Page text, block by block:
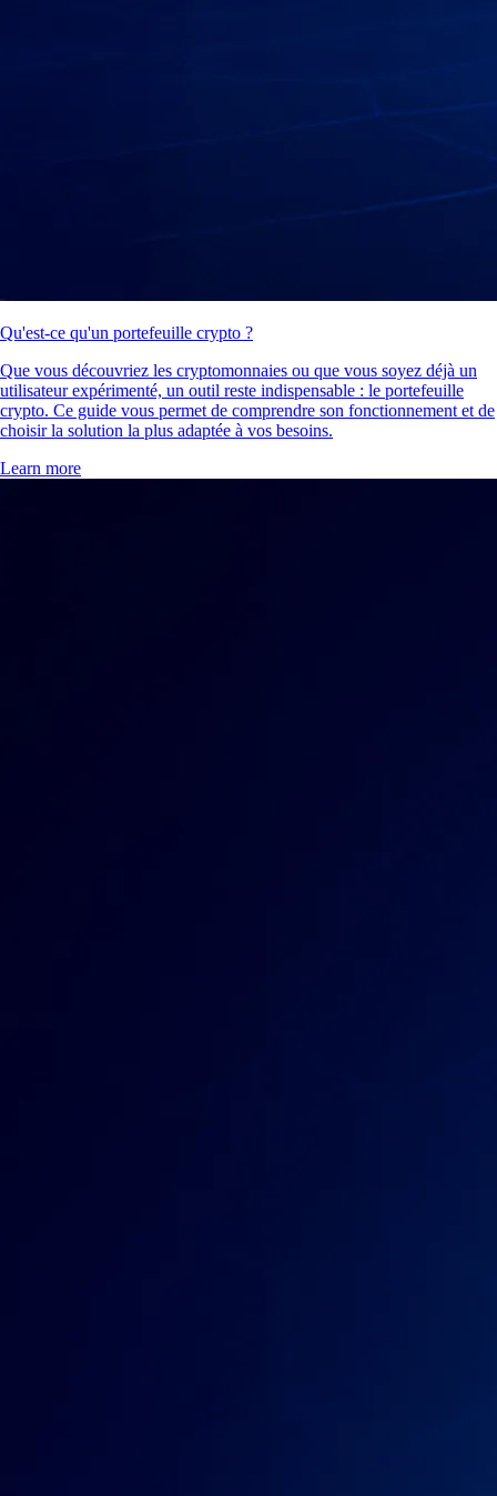
Qu'est-ce qu'un portefeuille crypto ?
Que vous découvriez les cryptomonnaies ou que vous soyez déjà un
utilisateur expérimenté, un outil reste indispensable : le portefeuille
crypto. Ce guide vous permet de comprendre son fonctionnement et de
choisir la solution la plus adaptée à vos besoins.
Learn more